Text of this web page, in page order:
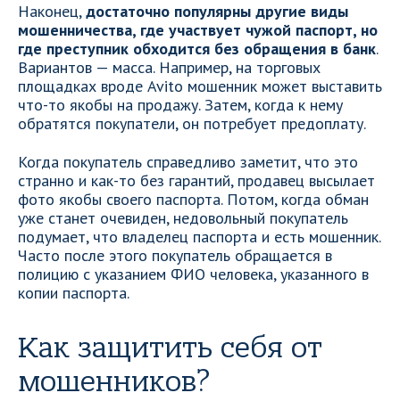
Наконец,достаточно популярны другие виды
мошенничества, где участвует чужой паспорт, но
где преступник обходится без обращения в банк.
Вариантов — масса. Например, на торговых
площадках вроде Avito мошенник может выставить
что-то якобы на продажу. Затем, когда к нему
обратятся покупатели, он потребует предоплату.
Когда покупатель справедливо заметит, что это
странно и как-то без гарантий, продавец высылает
фото якобы своего паспорта. Потом, когда обман
уже станет очевиден, недовольный покупатель
подумает, что владелец паспорта и есть мошенник.
Часто после этого покупатель обращается в
полицию с указанием ФИО человека, указанного в
копии паспорта.
Как защитить себя от
мошенников?